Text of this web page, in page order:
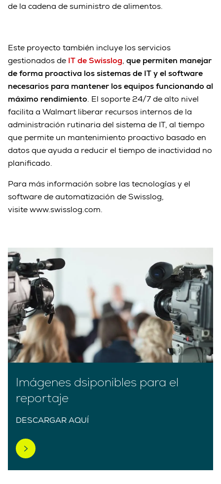
de la cadena de suministro de alimentos.
Este proyecto también incluye los servicios
gestionados de IT de Swisslog, que permiten manejar
de forma proactiva los sistemas de IT y el software
necesarios para mantener los equipos funcionando al
máximo rendimiento. El soporte 24/7 de alto nivel
facilita a Walmart liberar recursos internos de la
administración rutinaria del sistema de IT, al tiempo
que permite un mantenimiento proactivo basado en
datos que ayuda a reducir el tiempo de inactividad no
planificado.
Para más información sobre las tecnologías y el
software de automatización de Swisslog,
visite www.swisslog.com.
Imágenes dsiponibles para el
reportaje
DESCARGAR AQUÍ